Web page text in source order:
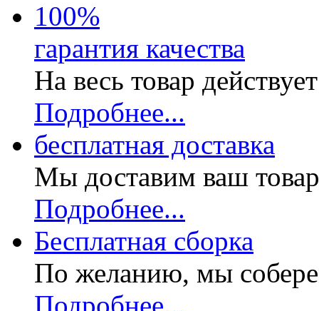
100%
гарантия качества
На весь товар
Подробнее...
бесплатная доставка
Мы доставим ваш
Подробнее...
Бесплатная сборка
По желанию, мы